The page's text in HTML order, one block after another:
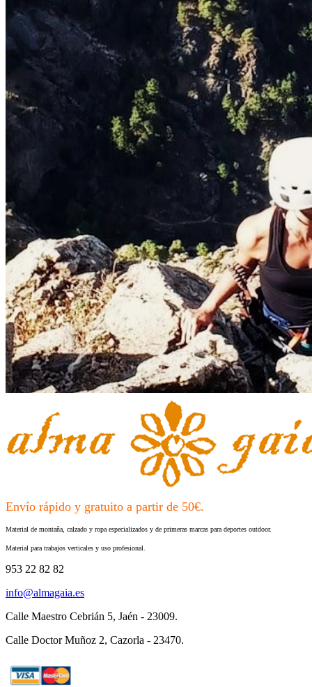
Envío rápido y gratuito a partir de 50€.
Material de montaña, calzado y ropa especializados y de primeras marcas para deportes outdoor.
Material para trabajos verticales y uso profesional.
953 22 82 82
info@almagaia.es
Calle Maestro Cebrián 5, Jaén - 23009.
Calle Doctor Muñoz 2, Cazorla - 23470.